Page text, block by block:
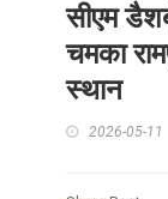
सीएम
चमका
स्थान
2026-05-11